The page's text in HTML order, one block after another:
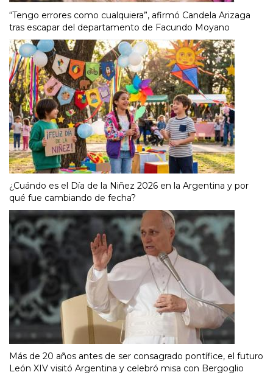
“Tengo errores como cualquiera”, afirmó Candela Arizaga
tras escapar del departamento de Facundo Moyano
¿Cuándo es el Día de la Niñez 2026 en la Argentina y por
qué fue cambiando de fecha?
Más de 20 años antes de ser consagrado pontífice, el futuro
León XIV visitó Argentina y celebró misa con Bergoglio